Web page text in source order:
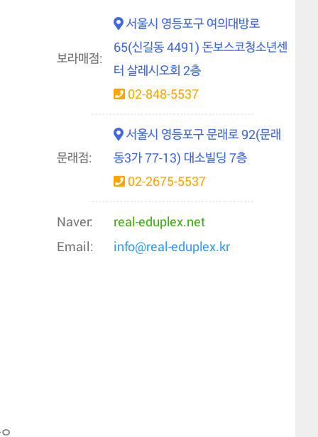
보라매점:
서울시 영등포구 여의대방로
65(신길동 4491) 돈보스코청소년센
터 살레시오회 2층
02-848-5537
문래점:
서울시 영등포구 문래로 92(문래
동3가 77-13) 대소빌딩 7층
02-2675-5537
Naver:
real-eduplex.net
Email:
info@real-eduplex.kr